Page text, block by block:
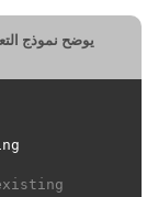
يوضح نموذج